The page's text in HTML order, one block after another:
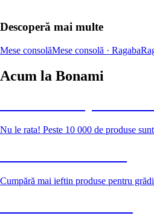
Descoperă mai multe
Mese consolăMese consolă · Ragaba
Acum la Bonami
Nu le rata! Peste 10 000 de produse
Cumpără mai ieftin produse pentru